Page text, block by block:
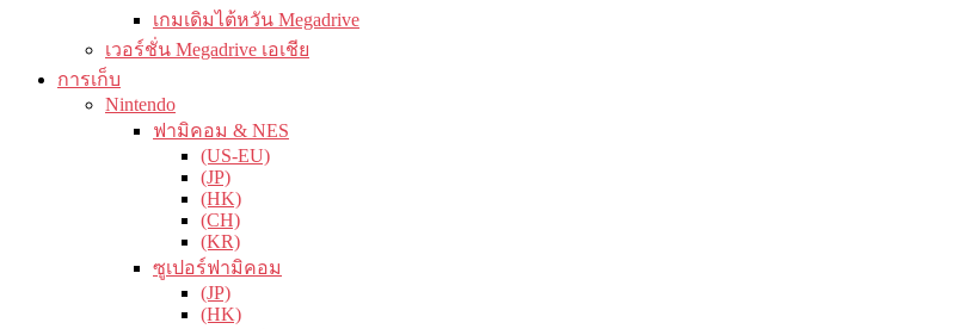
เกมเดิมไต้หวัน Megadrive
เวอร์ชั่น Megadrive เอเชีย
การเก็บ
Nintendo
ฟามิคอม & NES
(US-EU)
(JP)
(HK)
(CH)
(KR)
ซูเปอร์ฟามิคอม
(JP)
(HK)